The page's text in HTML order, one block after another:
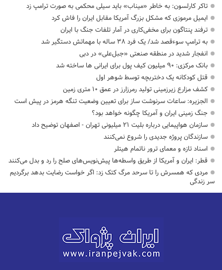
تاکر کارلسون: به خاطر «میناب» باید سیلی محکمی به صورت ترامپ زد
ایمیل مرموزی که مشکل بزرگ آمریکا مقابل ایران را فاش کرد
ترفند پنتاگون برای مخفی‌کاری در آمار تلفات جنگ با ایران
به ترامپ سوءقصد شد/ یک فرد ۳۸ ساله با مهماتش دستگیر شد
انفجار شدید در منطقه صنعتی «جبل‌علی» در دبی
بانک مرکزی: ۹۰ میلیون کیف پول برای ایرانی ها ساخته شد
قتل کودکانه یک دختربچه توسط شوهر اول
کشف مزارع زیرزمینی تولید رمرزارز در عمق ۱۰ متری زمین
الجزیره: ساعات سرنوشت ساز برای تعیین وضعیت تنگه هرمز در پیش است
جنگ زمینی ایران و آمریکا چگونه خواهد بود؟
سازمان هواپیمایی درباره بلیت ۲۱ میلیونی تهران - اصفهان توضیح داد
سازندگان پروژه جدیدی را شروع نمی‌کنند
اسناد تازه و معمای ترور ناتمام هیتلر
قطر: ایران و آمریکا از طریق واسطه‌ها پیش‌نویس‌های صلح را رد و بدل می‌کنند
مردی که همسرش را تا سرحد مرگ کتک زد: اگر خواست رضایت بدهد برگردیم
سر زندگی